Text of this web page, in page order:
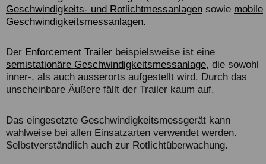
Geschwindigkeits- und Rotlichtmessanlagen sowie mobile
Geschwindigkeitsmessanlagen.
Der Enforcement Trailer beispielsweise ist eine
semistationäre Geschwindigkeitsmessanlage, die sowohl
inner-, als auch ausserorts aufgestellt wird. Durch das
unscheinbare Äußere fällt der Trailer kaum auf.
Das eingesetzte Geschwindigkeitsmessgerät kann
wahlweise bei allen Einsatzarten verwendet werden.
Selbstverständlich auch zur Rotlichtüberwachung.